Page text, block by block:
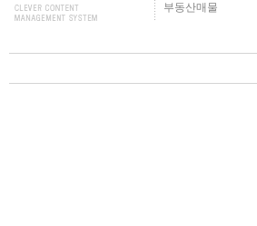
부동산매물